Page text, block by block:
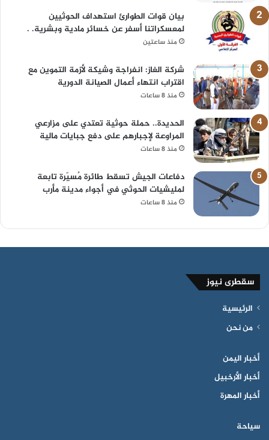
بيان قوات الطوارئ استهداف الحوثيين
لمعسكراتنا أسفر عن خسائر مادية وبشرية. .
منذ ساعتين
شركة الغاز: انفراجة وشيكة لأزمة التموين مع
اقتراب انتهاء أعمال الصيانة الدورية
منذ 8 ساعات
الحديدة.. حملة حوثية تعتدي على مزارعي
المراوعة لإجبارهم على دفع جبايات مالية
منذ 8 ساعات
دفاعات الجيش تسقط طائرة مٌسيّرة تابعة
لمليشيات الحوثي في أجواء مدينة مأرب
منذ 8 ساعات
سقطرى نيوز
الرئيسية
من نحن
أخبار اليمن
أخبار الأرخبيل
أخبار المهرة
سياحة